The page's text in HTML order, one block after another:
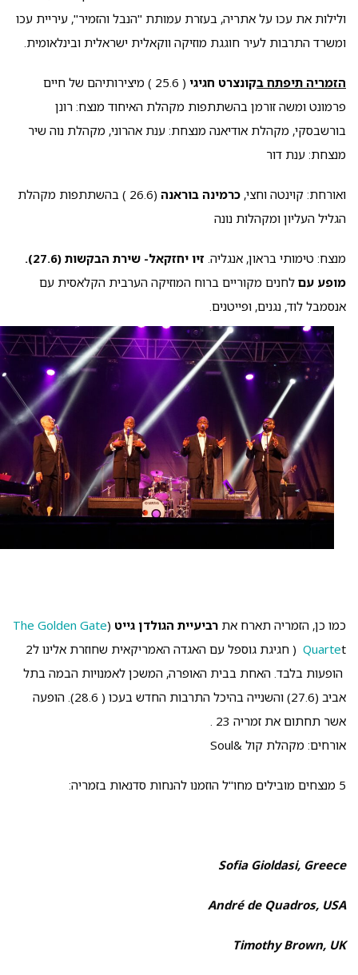
ולילות את עכו על אתריה, בעזרת עמותת "הנבל והזמיר", עיריית עכו
ומשרד התרבות לעיר חוגגת מוזיקה ווקאלית ישראלית ובינלאומית.
הזמריה תיפתח בקונצרט חגיגי
( 25.6 ) מיצירותיהם של חיים
פרמונט ומשה זורמן בהשתתפות מקהלת האיחוד מנצח: רונן
בורשבסקי, מקהלת אודיאנה מנצחת: ענת אהרוני, מקהלת נוה שיר
מנצחת: ענת דור
ואורחת: קוינטה וחצי, כרמינה בוראנה
(26.6 ) בהשתתפות מקהלת
הגליל העליון ומקהלות נונה
מנצח: טימותי בראון, אנגליה.
זיו יחזקאל- שירת הבקשות (27.6).
מופע עם לחנים מקוריים ברוח המוזיקה הערבית הקלאסית עם
אנסמבל לוד, נגנים, ופייטנים.
כמו כן, הזמריה תארח את רביעיית הגולדן גייט (
The Golden Gate
Quarte
t ( חגיגת גוספל עם האגדה האמריקאית שחוזרת אלינו ל2
הופעות בלבד. האחת בבית האופרה, המשכן לאמנויות הבמה בתל
אביב (27.6) והשנייה בהיכל התרבות החדש בעכו ( 28.6). הופעה
אשר תחתום את זמריה 23 .
אורחים: מקהלת קול &Soul
5 מנצחים מובילים מחו"ל הוזמנו להנחות סדנאות בזמריה:
Sofia Gioldasi, Greece
André de Quadros, USA
Timothy Brown, UK